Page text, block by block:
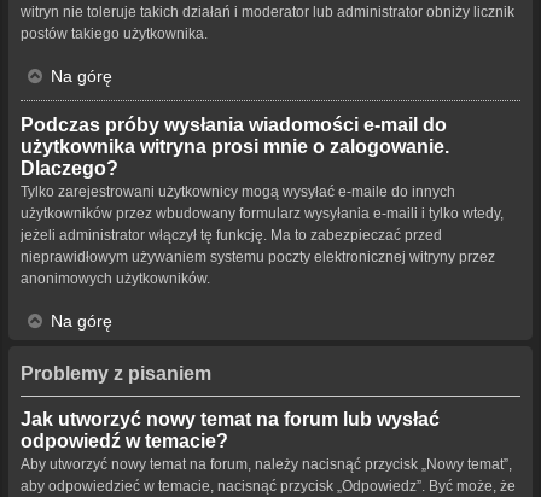
witryn nie toleruje takich działań i moderator lub administrator obniży licznik
postów takiego użytkownika.
Na górę
Podczas próby wysłania wiadomości e-mail do
użytkownika witryna prosi mnie o zalogowanie.
Dlaczego?
Tylko zarejestrowani użytkownicy mogą wysyłać e-maile do innych
użytkowników przez wbudowany formularz wysyłania e-maili i tylko wtedy,
jeżeli administrator włączył tę funkcję. Ma to zabezpieczać przed
nieprawidłowym używaniem systemu poczty elektronicznej witryny przez
anonimowych użytkowników.
Na górę
Problemy z pisaniem
Jak utworzyć nowy temat na forum lub wysłać
odpowiedź w temacie?
Aby utworzyć nowy temat na forum, należy nacisnąć przycisk „Nowy temat”,
aby odpowiedzieć w temacie, nacisnąć przycisk „Odpowiedz”. Być może, że